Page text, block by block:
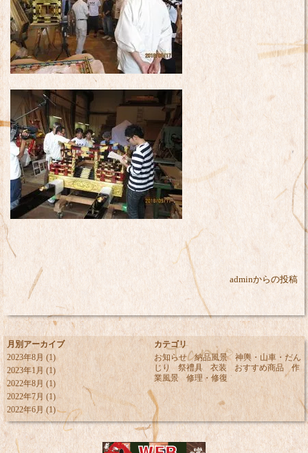
adminからの投稿
月別アーカイブ
2023年8月(1)
2023年1月 (1)
2022年8月 (1)
2022年7月 (1)
2022年6月(1)
カテゴリ
お知らせ
納品風景
神輿・山車・だん
じり
祭禮具 衣装 おすすめ商品
作
業風景
修理・修復